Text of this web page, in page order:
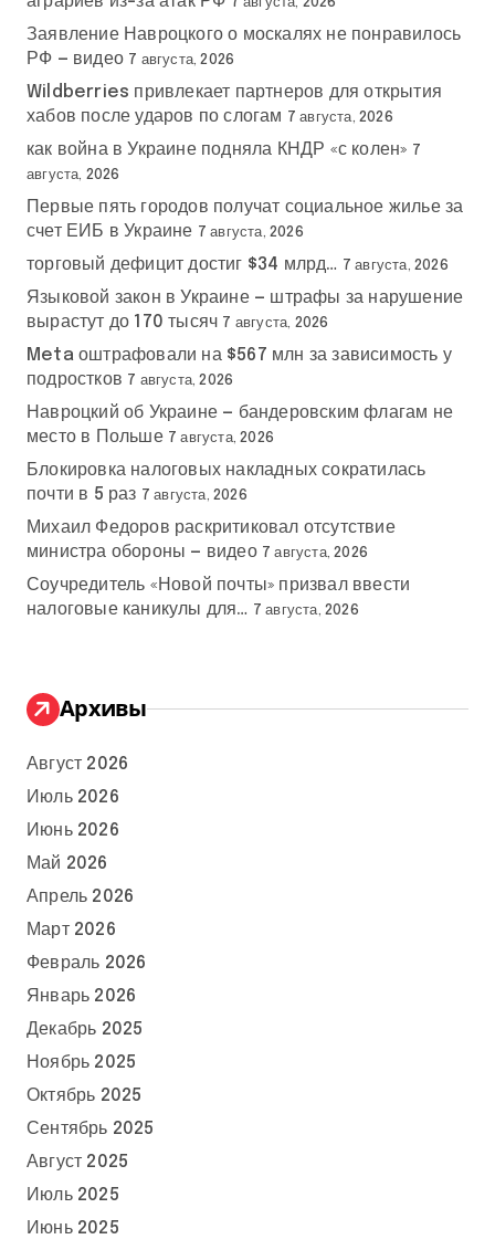
Заявление Навроцкого о москалях не понравилось
РФ — видео 7 августа, 2026
Wildberries привлекает партнеров для открытия
хабов после ударов по слогам 7 августа, 2026
как война в Украине подняла КНДР «с колен» 7
августа, 2026
Первые пять городов получат социальное жилье за
счет ЕИБ в Украине 7 августа, 2026
торговый дефицит достиг $34 млрд… 7 августа, 2026
Языковой закон в Украине — штрафы за нарушение
вырастут до 170 тысяч 7 августа, 2026
Meta оштрафовали на $567 млн за зависимость у
подростков 7 августа, 2026
Навроцкий об Украине — бандеровским флагам не
место в Польше 7 августа, 2026
Блокировка налоговых накладных сократилась
почти в 5 раз 7 августа, 2026
Михаил Федоров раскритиковал отсутствие
министра обороны — видео 7 августа, 2026
Соучредитель «Новой почты» призвал ввести
налоговые каникулы для… 7 августа, 2026
Архивы
Август 2026
Июль 2026
Июнь 2026
Май 2026
Апрель 2026
Март 2026
Февраль 2026
Январь 2026
Декабрь 2025
Ноябрь 2025
Октябрь 2025
Сентябрь 2025
Август 2025
Июль 2025
Июнь 2025